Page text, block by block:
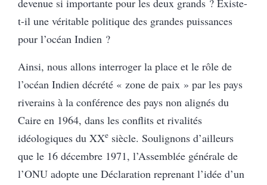
devenue si importante pour les deux grands ? Existe-
t-il une véritable politique des grandes puissances
pour l’océan Indien ?
Ainsi, nous allons interroger la place et le rôle de
l’océan Indien décrété « zone de paix » par les pays
riverains à la conférence des pays non alignés du
Caire en 1964, dans les conflits et rivalités
idéologiques du XXe siècle. Soulignons d’ailleurs
que le 16 décembre 1971, l’Assemblée générale de
l’ONU adopte une Déclaration reprenant l’idée d’un